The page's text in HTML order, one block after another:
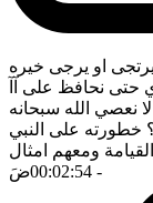
او يرجى خيره
حتى نحافظ على آآ
نعصي الله سبحانه
خطورته على النبي
ومعهم امثال
- 00:02:54
ضَ